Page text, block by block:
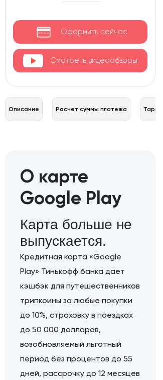
Оформить сейчас
Смотреть видеообзоры
Описание Расчет суммы платежа
О карте
Google Play
Карта больше не
выпускается.
Кредитная карта «Google
Play» Тинькофф банка дает
кэшбэк для путешественников
трипкоины за любые покупки
до 10%, страховку в поездках
до 50 000 долларов,
возобновляемый льготный
период без процентов до 55
дней, рассрочку до 12 месяцев